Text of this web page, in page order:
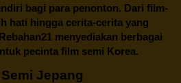
bagi para penonton. Dari film-
hati hingga cerita-cerita yang
Rebahan21 menyediakan berbagai
pecinta film semi Korea.
Jepang